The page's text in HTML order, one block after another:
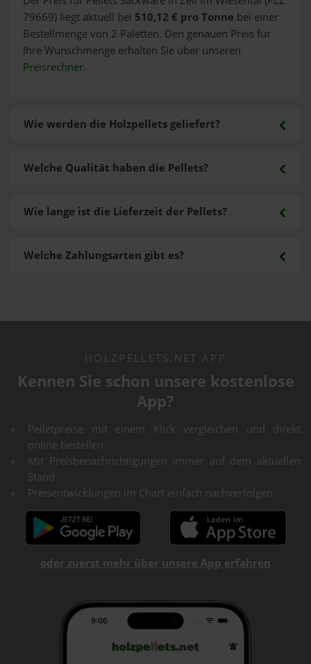
79669) liegt aktuell bei 510,12 € pro Tonne bei einer
Bestellmenge von 2 Paletten. Den genauen Preis für
Ihre Wunschmenge erhalten Sie über unseren
Preisrechner.
Wie werden die Holzpellets geliefert?
Welche Zahlungsarten gibt es?
Welche Qualität haben die Pellets?
Wie lange ist die Lieferzeit der Pellets?
HOLZPELLETS.NET APP
Kennen Sie schon unsere kostenlose
App?
Pelletpreise mit einem Klick vergleichen und direkt
online bestellen
Mit Preisbenachrichtigungen immer auf dem aktuellen
Stand
Preisentwicklungen im Chart einfach nachverfolgen
oder zuerst mehr über unsere App erfahren